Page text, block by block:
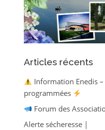
Articles récents
Information Enedis
programmées
Forum des
Alerte sécheresse |